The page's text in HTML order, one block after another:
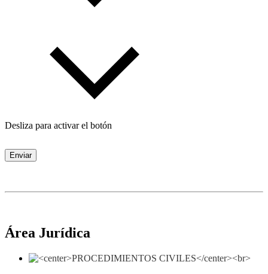
Desliza para activar el botón
Enviar
Área Jurídica